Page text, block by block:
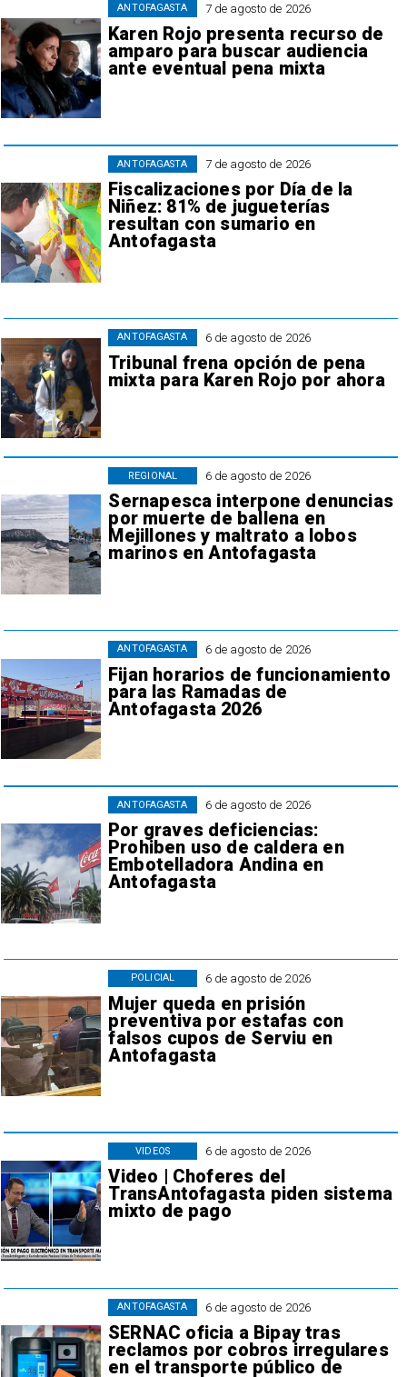
7 de agosto de 2026
Karen Rojo presenta recurso de
amparo para buscar audiencia
ante eventual pena mixta
ANTOFAGASTA
7 de agosto de 2026
Fiscalizaciones por Día de la
Niñez: 81% de jugueterías
resultan con sumario en
Antofagasta
ANTOFAGASTA
6 de agosto de 2026
Tribunal frena opción de pena
mixta para Karen Rojo por ahora
ANTOFAGASTA
6 de agosto de 2026
Sernapesca interpone denuncias
por muerte de ballena en
Mejillones y maltrato a lobos
marinos en Antofagasta
REGIONAL
6 de agosto de 2026
Fijan horarios de funcionamiento
para las Ramadas de
Antofagasta 2026
ANTOFAGASTA
6 de agosto de 2026
Por graves deficiencias:
Prohiben uso de caldera en
Embotelladora Andina en
Antofagasta
ANTOFAGASTA
6 de agosto de 2026
Mujer queda en prisión
preventiva por estafas con
falsos cupos de Serviu en
Antofagasta
POLICIAL
6 de agosto de 2026
Video | Choferes del
TransAntofagasta piden sistema
mixto de pago
VIDEOS
6 de agosto de 2026
SERNAC oficia a Bipay tras
reclamos por cobros irregulares
en el transporte público de
ANTOFAGASTA